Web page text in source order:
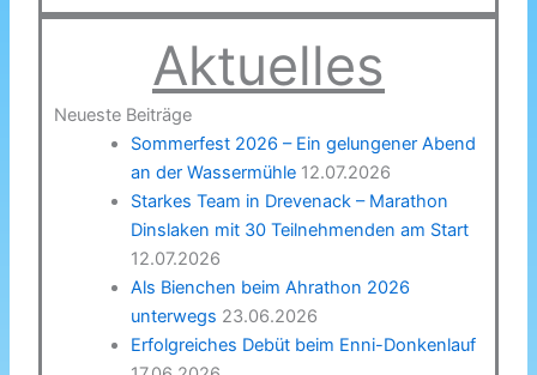
Aktuelles
Neueste Beiträge
Sommerfest 2026 – Ein gelungener Abend
an der Wassermühle 12.07.2026
Starkes Team in Drevenack – Marathon
Dinslaken mit 30 Teilnehmenden am Start
12.07.2026
Als Bienchen beim Ahrathon 2026
unterwegs 23.06.2026
Erfolgreiches Debüt beim Enni-Donkenlauf